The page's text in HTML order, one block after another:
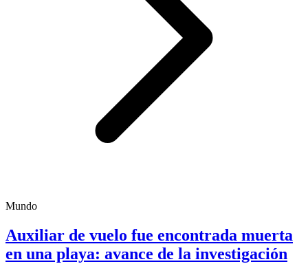
Mundo
Auxiliar de vuelo fue encontrada muerta
en una playa: avance de la investigación